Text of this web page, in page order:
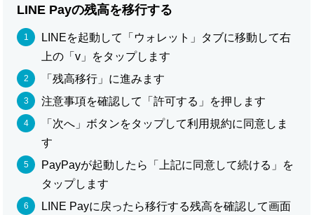
LINE Payの残高を移行する
LINEを起動して「ウォレット」タブに移動して右
上の「v」をタップします
「残高移行」に進みます
注意事項を確認して「許可する」を押します
「次へ」ボタンをタップして利用規約に同意しま
す
PayPayが起動したら「上記に同意して続ける」を
タップします
LINE Payに戻ったら移行する残高を確認して画面